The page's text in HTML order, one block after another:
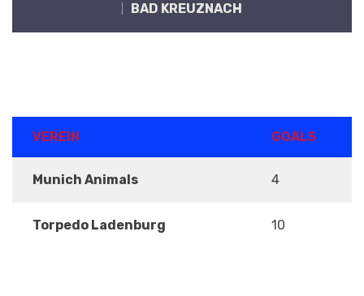
BAD KREUZNACH
VEREIN GOALS
Munich Animals 4
Torpedo Ladenburg 10